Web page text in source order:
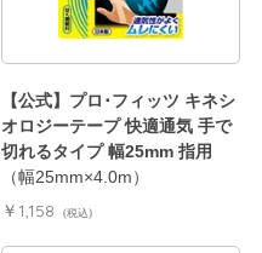
【公式】プロ･フィッツ キネシ
オロジーテープ 快適通気 手で
切れるタイプ 幅25mm 指用
（幅25mm×4.0m）
￥1,158 (税込)